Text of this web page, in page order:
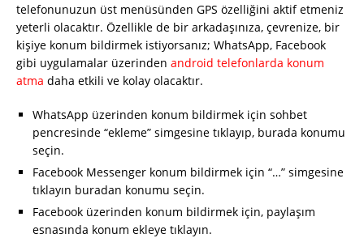
telefonunuzun üst menüsünden GPS özelliğini aktif etmeniz
yeterli olacaktır. Özellikle de bir arkadaşınıza, çevrenize, bir
kişiye konum bildirmek istiyorsanız; WhatsApp, Facebook
gibi uygulamalar üzerinden android telefonlarda konum
atma daha etkili ve kolay olacaktır.
WhatsApp üzerinden konum bildirmek için sohbet
pencresinde “ekleme” simgesine tıklayıp, burada konumu
seçin.
Facebook Messenger konum bildirmek için “…” simgesine
tıklayın buradan konumu seçin.
Facebook üzerinden konum bildirmek için, paylaşım
esnasında konum ekleye tıklayın.